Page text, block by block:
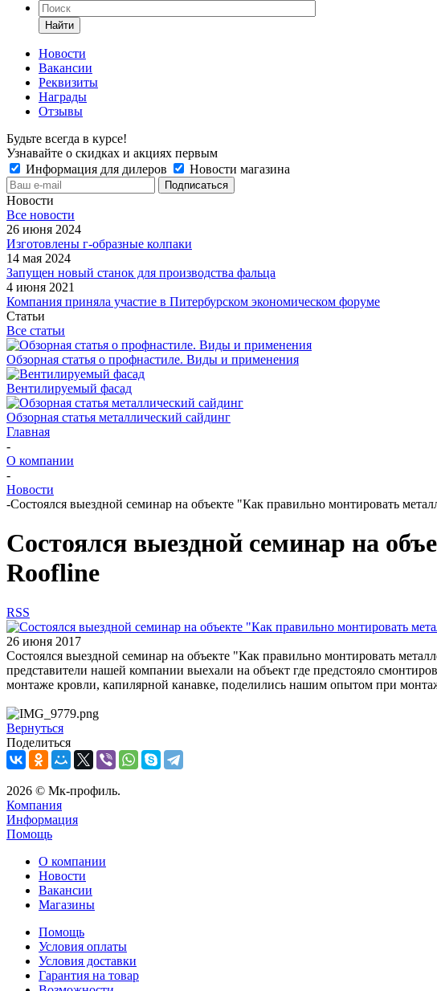
Найти
Новости
Вакансии
Реквизиты
Награды
Отзывы
Будьте всегда в курсе!
Узнавайте о скидках и акциях первым
Информация для дилеров
Новости магазина
Новости
Все новости
26 июня 2024
Изготовлены г-образные колпаки
14 мая 2024
Запущен новый станок для производства фальца
4 июня 2021
Компания приняла участие в Питербурском экономическом форуме
Статьи
Все статьи
Обзорная статья о профнастиле. Виды и применения
Вентилируемый фасад
Обзорная статья металлический сайдинг
Главная
-
О компании
-
Новости
-Состоялся выездной семинар на объекте "Как правильно монтировать
Состоялся выездной семинар на
Roofline
RSS
26 июня 2017
Состоялся выездной семинар на объекте "Как правильно монтировать
представители нашей компании выехали на объект где предстояло
монтаже кровли, капилярной канавке, поделились нашим опытом при
Вернуться
Поделиться
2026 © Мк-профиль.
Компания
Информация
Помощь
О компании
Новости
Вакансии
Магазины
Помощь
Условия оплаты
Условия доставки
Гарантия на товар